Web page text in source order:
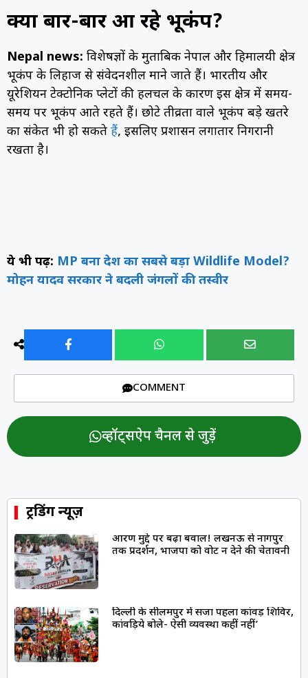
क्यों बार-बार आ रहे भूकंप?
Nepal news: विशेषज्ञों के मुताबिक नेपाल और हिमालयी क्षेत्र
भूकंप के लिहाज से संवेदनशील माने जाते हैं। भारतीय और
यूरेशियन टेक्टोनिक प्लेटों की हलचल के कारण इस क्षेत्र में समय-
समय पर भूकंप आते रहते हैं। छोटे तीव्रता वाले भूकंप बड़े खतरे
का संकेत भी हो सकते हैं, इसलिए प्रशासन लगातार निगरानी
रखता है।
ये भी पढ़ें: MP बना देश का सबसे बड़ा Wildlife Model?
मोहन यादव सरकार ने बदली जंगलों की तस्वीर
COMMENT
व्हॉट्सऐप चैनल से जुड़ें
ट्रेंडिंग न्यूज़
आरक्षण मुद्दे पर बढ़ा बवाल! लखनऊ से नागपुर
तक प्रदर्शन, भाजपा को वोट न देने की चेतावनी
दिल्ली के सीलमपुर में सजा पहला कांवड़ शिविर,
कांवड़िये बोले- ऐसी व्यवस्था कहीं नहीं’